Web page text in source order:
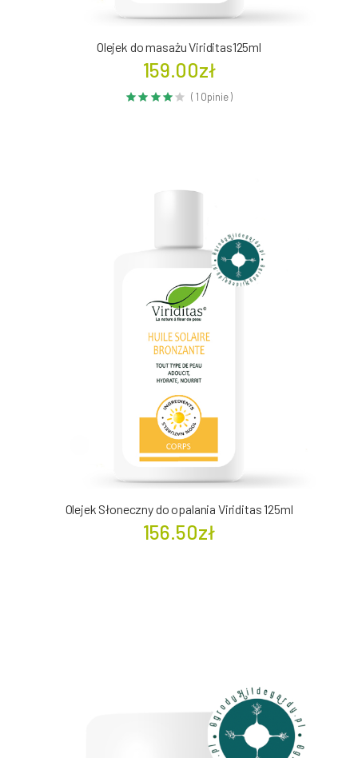
Olejek do masażu Viriditas125ml
159.00zł
( 1 Opinie )
Olejek Słoneczny do opalania Viriditas 125ml
156.50zł